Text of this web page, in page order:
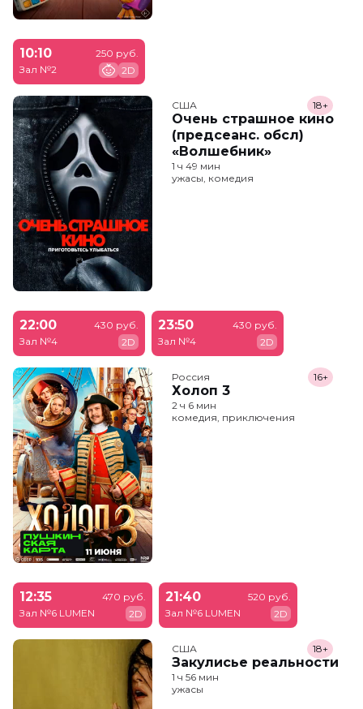
10:10
Зал №2
250 руб.
2D
США
Очень страшное кино
(предсеанс. обсл)
«Волшебник»
18+
1 ч 49 мин
ужасы, комедия
22:00
Зал №4
430 руб.
2D
23:50
Зал №4
430 руб.
2D
Россия
Холоп 3
16+
2 ч 6 мин
комедия, приключения
12:35
Зал №6 LUMEN
470 руб.
2D
21:40
Зал №6 LUMEN
520 руб.
2D
США
Закулисье реальности
18+
1 ч 56 мин
ужасы